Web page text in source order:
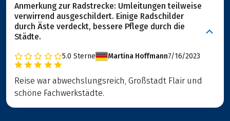
Anmerkung zur Radstrecke: Umleitungen teilweise
verwirrend ausgeschildert. Einige Radschilder
durch Äste verdeckt, bessere Pflege durch die
Städte.
5.0 Sterne Martina Hoffmann7/16/2023
Reise war abwechslungsreich, Großstadt Flair und
schöne Fachwerkstädte.